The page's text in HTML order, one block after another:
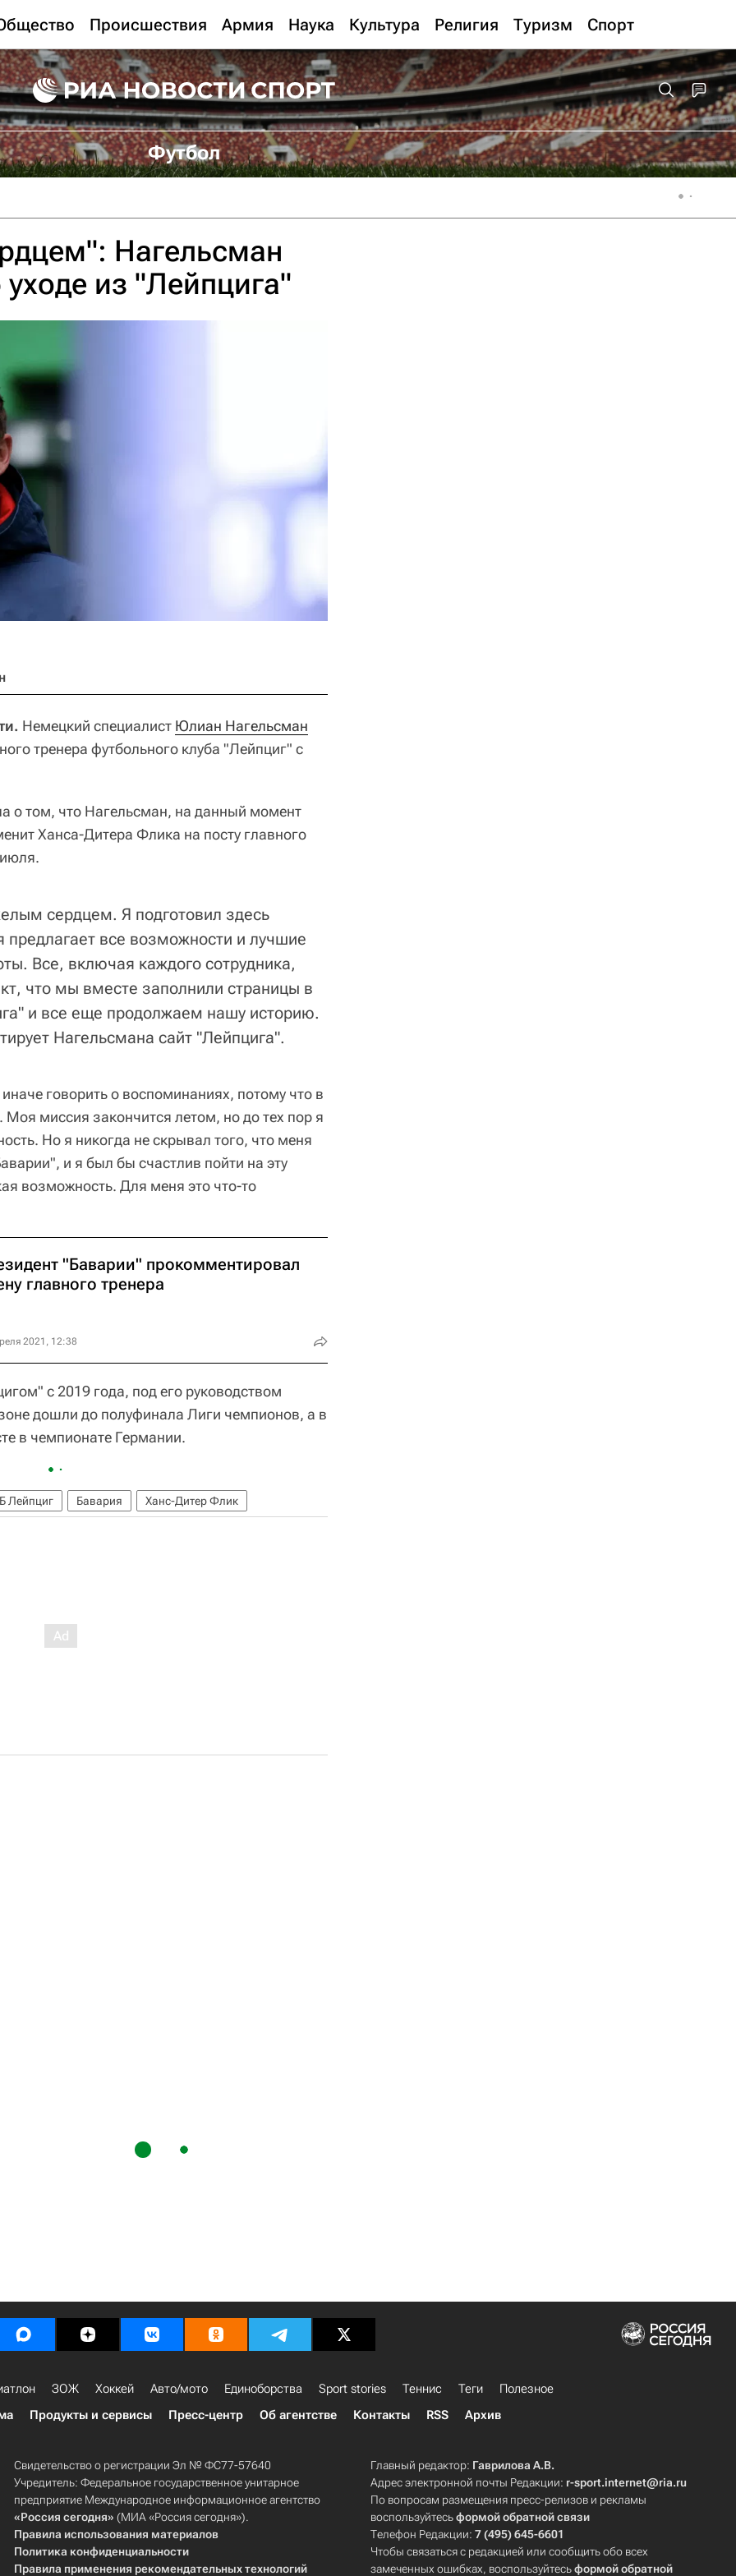
Происшествия Армия Наука Культура Религия Туризм Спорт
Футбол
Нагельсман
из "Лейпцига"
Немецкий специалист Юлиан Нагельсман
тренера футбольного клуба "Лейпциг" с
о том, что Нагельсман, на данный момент
Ханса-Дитера Флика на посту главного
сердцем. Я подготовил здесь
предлагает все возможности и лучшие
Все, включая каждого сотрудника,
что мы вместе заполнили страницы в
и все еще продолжаем нашу историю.
Нагельсмана сайт "Лейпцига".
говорить о воспоминаниях, потому что в
миссия закончится летом, но до тех пор я
Но я никогда не скрывал того, что меня
и я был бы счастлив пойти на эту
возможность. Для меня это что-то
"Баварии" прокомментировал
главного тренера
2021, 12:38
с 2019 года, под его руководством
дошли до полуфинала Лиги чемпионов, а в
в чемпионате Германии.
Лейпциг Бавария Ханс-Дитер Флик
ЗОЖ Хоккей Авто/мото Единоборства Sport stories Теннис Теги
Полезное
Продукты и сервисы Пресс-центр Об агентстве Контакты RSS Архив
Свидетельство о регистрации Эл № ФС77-57640
Учредитель: Федеральное государственное унитарное
предприятие Международное информационное агентство
«Россия сегодня» (МИА «Россия сегодня»).
Правила использования материалов
Политика конфиденциальности
Правила применения рекомендательных технологий
Главный редактор: Гаврилова А.В.
Адрес электронной почты Редакции: r-sport.internet@ria.ru
По вопросам размещения пресс-релизов и рекламы
воспользуйтесьформой обратной связи
Телефон Редакции:7 (495) 645-6601
Чтобы связаться с редакцией или сообщить обо всех
замеченных ошибках, воспользуйтесьформой обратной